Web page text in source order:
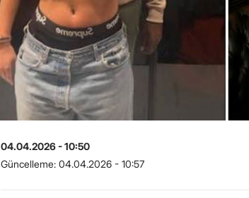
04.04.2026 - 10:50
Güncelleme: 04.04.2026 - 10:57